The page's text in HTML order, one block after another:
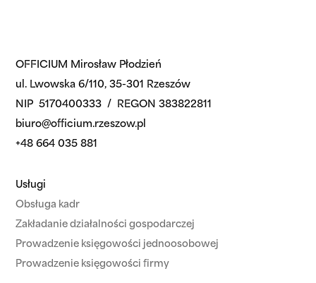
OFFICIUM Mirosław Płodzień
ul. Lwowska 6/110, 35-301 Rzeszów
NIP 5170400333 / REGON 383822811
biuro@officium.rzeszow.pl
+48 664 035 881
Usługi
Obsługa kadr
Zakładanie działalności gospodarczej
Prowadzenie księgowości jednoosobowej
Prowadzenie księgowości firmy